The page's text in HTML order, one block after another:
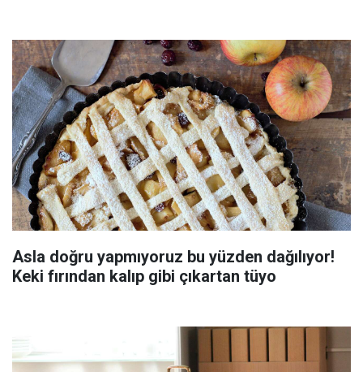
Asla doğru yapmıyoruz bu yüzden dağılıyor!
Keki fırından kalıp gibi çıkartan tüyo